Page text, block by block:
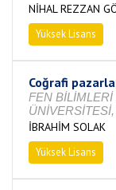
NİHAL REZZAN
Yüksek Lisans
Coğrafi
FEN
İBRAHİM SOLAK
Yüksek Lisans